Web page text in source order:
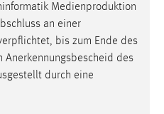
Medienproduktion
an einer
bis zum Ende des
Anerkennungsbescheid des
durch eine